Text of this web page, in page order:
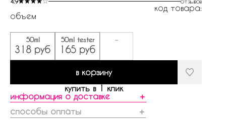
код товара:
объем
50ml
318 руб
50ml tester
165 руб
-
в корзину
купить в 1 клик
информация о доставке
＋
способы оплаты
＋